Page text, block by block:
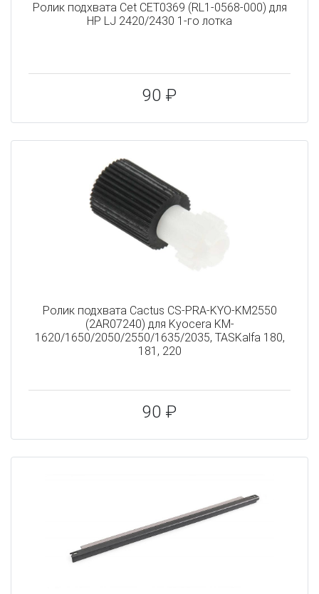
Ролик подхвата Cet CET0369 (RL1-0568-000) для
HP LJ 2420/2430 1-го лотка
90 ₽
Ролик подхвата Cactus CS-PRA-KYO-KM2550
(2AR07240) для Kyocera KM-
1620/1650/2050/2550/1635/2035, TASKalfa 180,
181, 220
90 ₽